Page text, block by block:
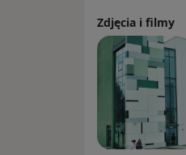
Zdjęcia i filmy